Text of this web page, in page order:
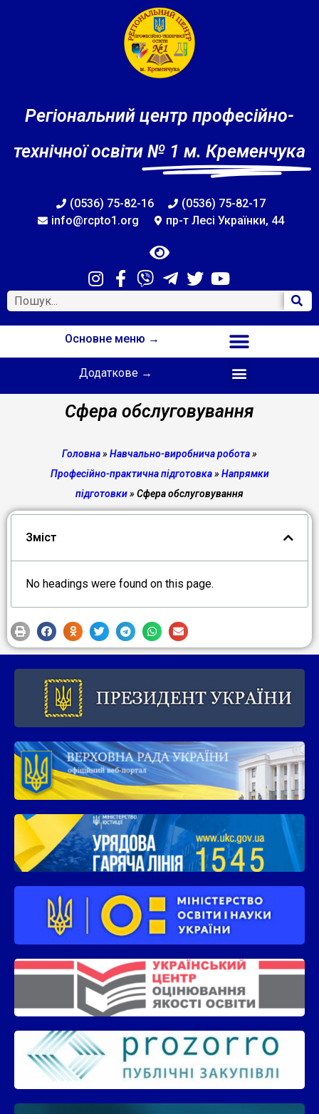
Регіональний центр професійно-
технічної освіти № 1 м. Кременчука
(0536) 75-82-16
(0536) 75-82-17
info@rcpto1.org
пр-т Лесі Українки, 44
Основне меню →
Додаткове →
Сфера обслуговування
Головна» Навчально-виробнича робота»
Професійно-практична підготовка» Напрямки
підготовки» Сфера обслуговування
Зміст
No headings were found on this page.